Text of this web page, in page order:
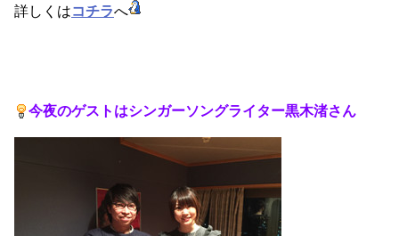
詳しくはコチラへ
今夜のゲストはシンガーソングライター黒木渚さん